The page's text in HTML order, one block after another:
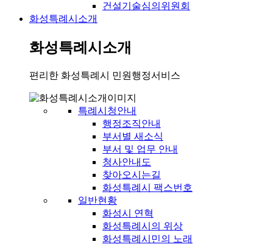
건설기술심의위원회
화성특례시소개
화성특례시소개
편리한 화성특례시 민원행정서비스
특례시청안내
행정조직안내
부서별 새소식
부서 및 업무 안내
청사안내도
찾아오시는길
화성특례시 팩스번호
일반현황
화성시 연혁
화성특례시의 위상
화성특례시민의 노래